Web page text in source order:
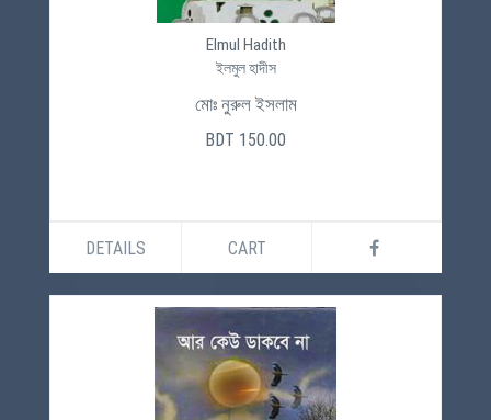
Elmul Hadith
ইলমুল হাদীস
মোঃ নুরুল ইসলাম
BDT 150.00
DETAILS CART